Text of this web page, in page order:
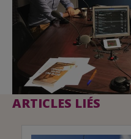
ARTICLES LIÉS